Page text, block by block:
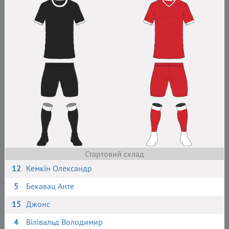
Стартовий склад
12 Кемкін Олександр
5
Бекавац Анте
15 Джонс
4
Вілівальд Володимир